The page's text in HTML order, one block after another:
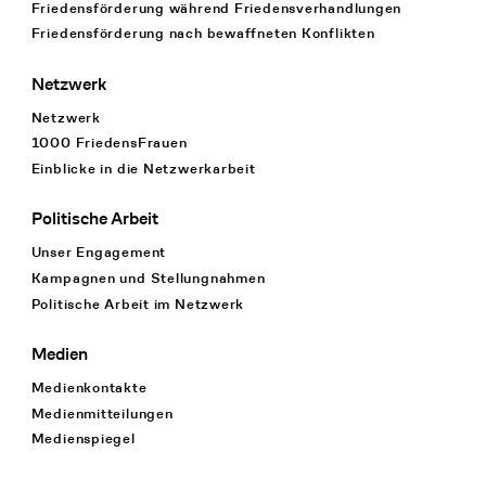
Friedensförderung während Friedens­verhandlungen
Friedensförderung nach bewaffneten Konflikten
Netzwerk
Netzwerk
1000 FriedensFrauen
Einblicke in die Netzwerkarbeit
Politische Arbeit
Unser Engagement
Kampagnen und Stellungnahmen
Politische Arbeit im Netzwerk
Medien
Medienkontakte
Medienmitteilungen
Medienspiegel